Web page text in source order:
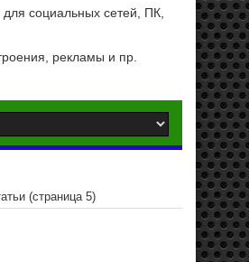
социальных сетей, ПК,
рекламы и пр.
(страница 5)